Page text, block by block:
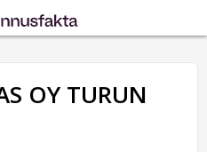
OY TURUN